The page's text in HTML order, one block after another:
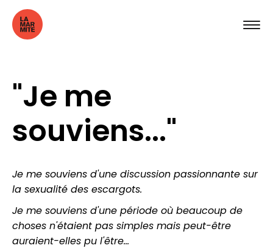
"Je me
souviens..."
Je me souviens d'une discussion passionnante sur
la sexualité des escargots.
Je me souviens d'une période où beaucoup de
choses n'étaient pas simples mais peut-être
auraient-elles pu l'être…